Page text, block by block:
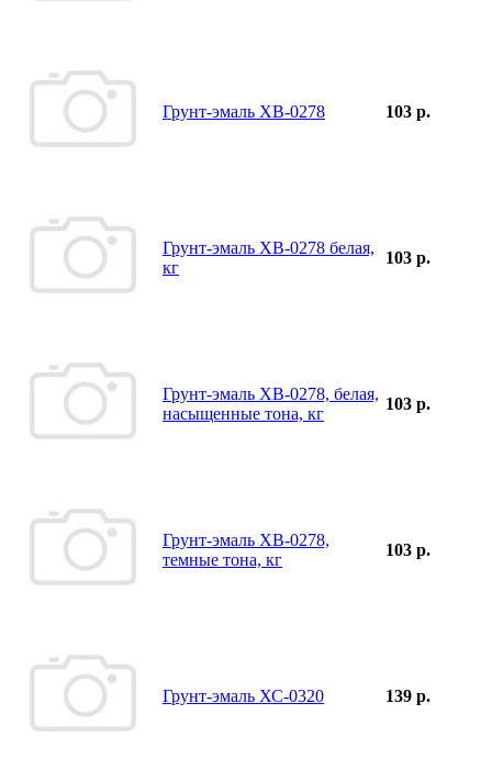
Грунт-эмаль ХВ-0278 103 р.
Грунт-эмаль ХВ-0278 белая,
кг
103 р.
Грунт-эмаль ХВ-0278, белая,
насыщенные тона, кг
103 р.
Грунт-эмаль ХВ-0278,
темные тона, кг
103 р.
Грунт-эмаль ХС-0320 139 р.